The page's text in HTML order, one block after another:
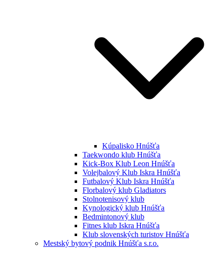
Kúpalisko Hnúšťa
Taekwondo klub Hnúšťa
Kick-Box Klub Leon Hnúšťa
Volejbalový Klub Iskra Hnúšťa
Futbalový Klub Iskra Hnúšťa
Florbalový klub Gladiators
Stolnotenisový klub
Kynologický klub Hnúšťa
Bedmintonový klub
Fitnes klub Iskra Hnúšťa
Klub slovenských turistov Hnúšťa
Mestský bytový podnik Hnúšťa s.r.o.